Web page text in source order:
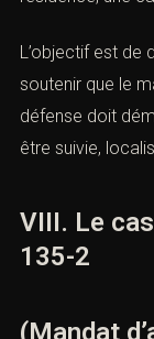
détails inutiles.
la personne peut
détention. La
judiciaire
interdiction de
L’objectif est de
défense doit